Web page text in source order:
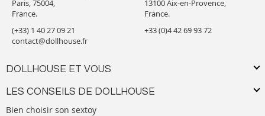
Paris, 75004,
France.
(+33) 1 40 27 09 21
contact@dollhouse.fr
DOLLHOUSE ET VOUS
LES CONSEILS DE DOLLHOUSE
Bien choisir son sextoy
13100 Aix-en-Provence,
France.
+33 (0)4 42 69 93 72